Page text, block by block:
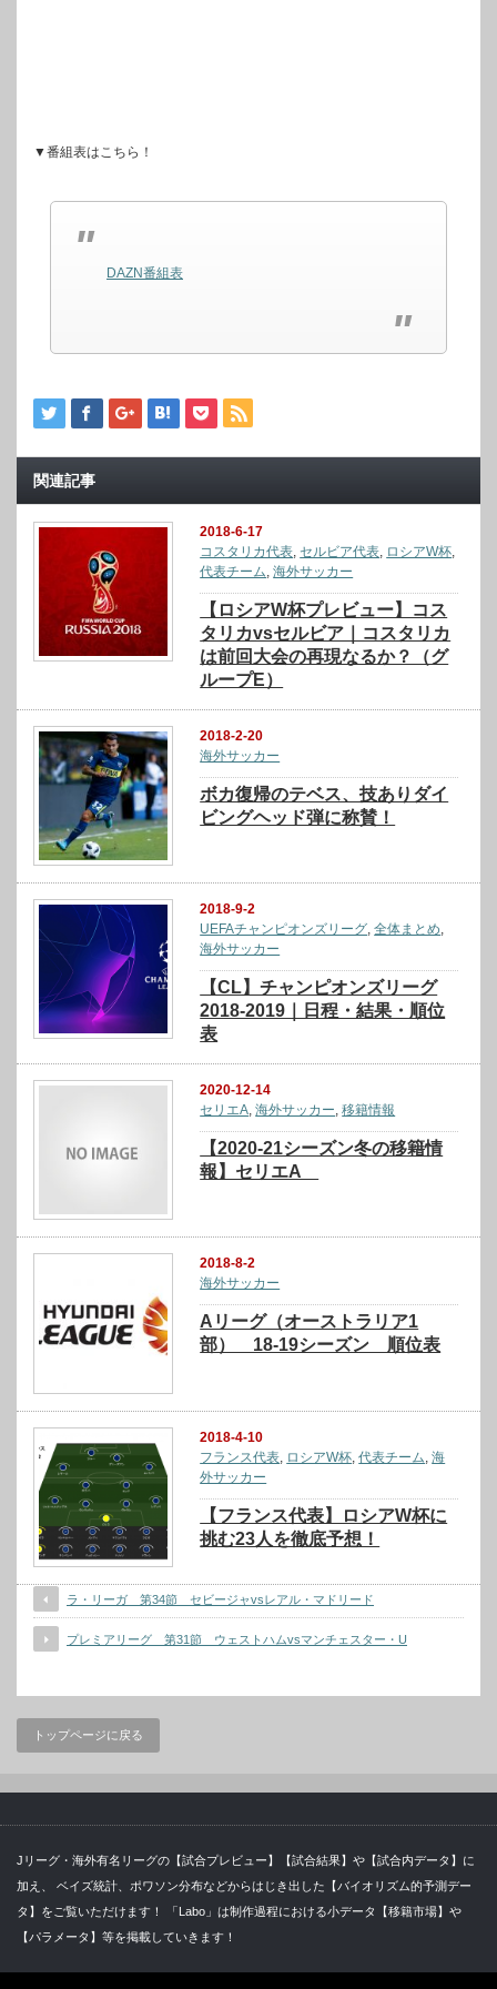
▼番組表はこちら！
DAZN番組表
関連記事
2018-6-17
コスタリカ代表 セルビア代表 ロシアW杯
代表チーム ,海外サッカー
【ロシアW杯プレビュー】コス
タリカvsセルビア｜コスタリカ
は前回大会の再現なるか？（グ
ループE）
2018-2-20
海外サッカー
ボカ復帰のテベス、技ありダイ
ビングヘッド弾に称賛！
2018-9-2
UEFAチャンピオンズリーグ,全体まとめ,
海外サッカー
【CL】チャンピオンズリーグ
2018-2019｜日程・結果・順位
表
2020-12-14
セリエA,海外サッカー,移籍情報
【2020-21シーズン冬の移籍情
報】セリエA
2018-8-2
海外サッカー
Aリーグ（オーストラリア1
部） 18-19シーズン 順位表
2018-4-10
フランス代表, ロシアW杯,代表チーム,海
外サッカー
【フランス代表】ロシアW杯に
挑む23人を徹底予想！
ラ・リーガ 第34節 セビージャvsレアル・マドリード
プレミアリーグ 第31節 ウェストハムvsマンチェスター・U
トップページに戻る
Jリーグ・海外有名リーグの【試合プレビュー】【試合結果】や【試合内データ】に
加え、 ベイズ統計、ポワソン分布などからはじき出した【バイオリズム的予測デー
タ】をご覧いただけます！ 「Labo」は制作過程における小データ【移籍市場】や
【パラメータ】等を掲載していきます！